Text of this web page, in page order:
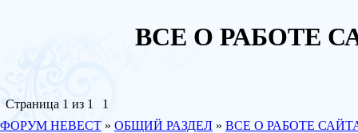
ВСЕ О РАБОТЕ
Страница 1 из 1
1
ФОРУМ НЕВЕСТ » ОБЩИЙ РАЗДЕЛ » ВСЕ О РАБОТЕ